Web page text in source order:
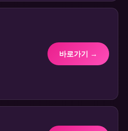
바로가기 →